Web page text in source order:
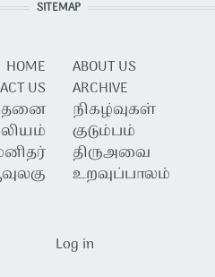
SITEMAP
HOME
US
ABOUT US
ARCHIVE
நிகழ்வுகள்
குடும்பம்
திருஅவை
உறவுப்பாலம்
Log in